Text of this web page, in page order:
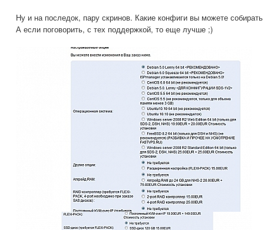
Ну и на последок, пару скринов. Какие конфиги вы можете
А если поговорить, с тех поддержкой, то еще лучше ;)